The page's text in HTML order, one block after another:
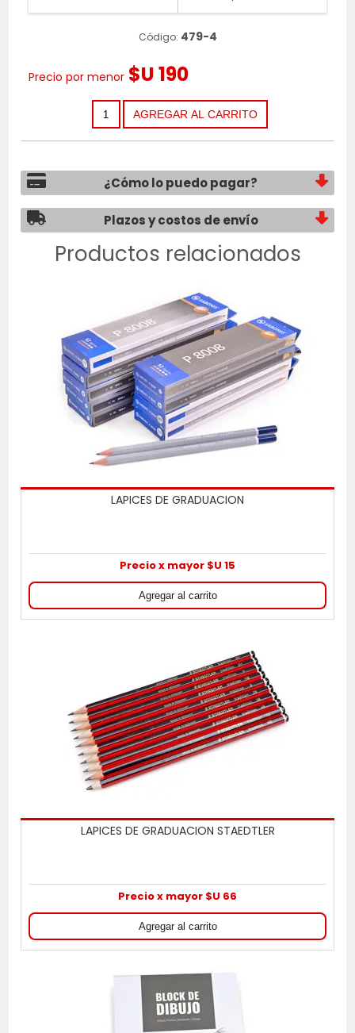
Código: 479-4
Precio por menor $U 190
¿Cómo lo puedo pagar?
Plazos y costos de envío
Productos relacionados
LAPICES DE GRADUACION
Precio x mayor $U 15
LAPICES DE GRADUACION STAEDTLER
Precio x mayor $U 66